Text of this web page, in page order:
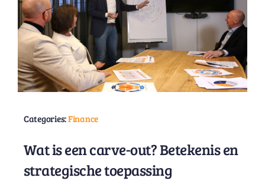
Categories:Finance
Wat is een carve-out? Betekenis en
strategische toepassing